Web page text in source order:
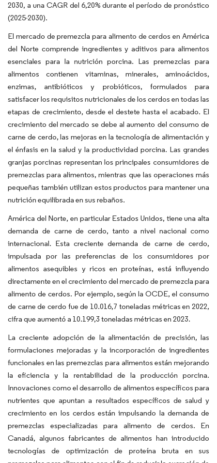
2030, a una CAGR del 6,20% durante el período de pronóstico
(2025-2030).
El mercado de premezcla para alimento de cerdos en América
del Norte comprende ingredientes y aditivos para alimentos
esenciales para la nutrición porcina. Las premezclas para
alimentos contienen vitaminas, minerales, aminoácidos,
enzimas, antibióticos y probióticos, formulados para
satisfacer los requisitos nutricionales de los cerdos en todas las
etapas de crecimiento, desde el destete hasta el acabado. El
crecimiento del mercado se debe al aumento del consumo de
carne de cerdo, las mejoras en la tecnología de alimentación y
el énfasis en la salud y la productividad porcina. Las grandes
granjas porcinas representan los principales consumidores de
premezclas para alimentos, mientras que las operaciones más
pequeñas también utilizan estos productos para mantener una
nutrición equilibrada en sus rebaños.
América del Norte, en particular Estados Unidos, tiene una alta
demanda de carne de cerdo, tanto a nivel nacional como
internacional. Esta creciente demanda de carne de cerdo,
impulsada por las preferencias de los consumidores por
alimentos asequibles y ricos en proteínas, está influyendo
directamente en el crecimiento del mercado de premezcla para
alimento de cerdos. Por ejemplo, según la OCDE, el consumo
de carne de cerdo fue de 10.016,7 toneladas métricas en 2022,
cifra que aumentó a 10.199,3 toneladas métricas en 2023.
La creciente adopción de la alimentación de precisión, las
formulaciones mejoradas y la incorporación de ingredientes
funcionales en las premezclas para alimentos están mejorando
la eficiencia y la rentabilidad de la producción porcina.
Innovaciones como el desarrollo de alimentos específicos para
nutrientes que apuntan a resultados específicos de salud y
crecimiento en los cerdos están impulsando la demanda de
premezclas especializadas para alimento de cerdos. En
Canadá, algunos fabricantes de alimentos han introducido
tecnologías de optimización de proteína bruta en sus